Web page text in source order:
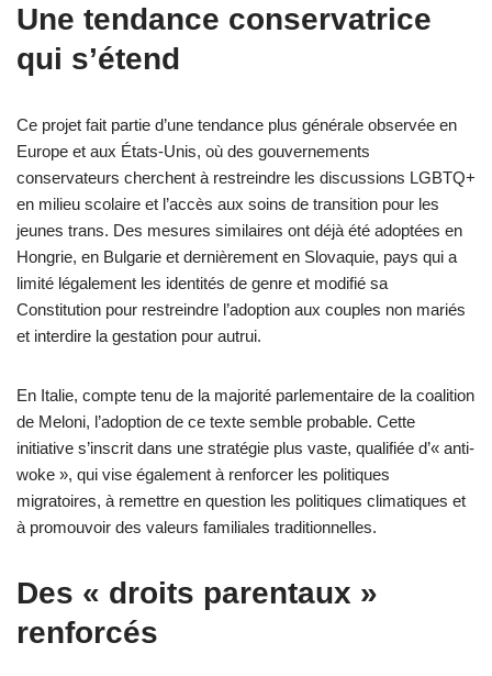
Une tendance conservatrice
qui s’étend
Ce projet fait partie d’une tendance plus générale observée en
Europe et aux États-Unis, où des gouvernements
conservateurs cherchent à restreindre les discussions LGBTQ+
en milieu scolaire et l’accès aux soins de transition pour les
jeunes trans. Des mesures similaires ont déjà été adoptées en
Hongrie, en Bulgarie et dernièrement en Slovaquie, pays qui a
limité légalement les identités de genre et modifié sa
Constitution pour restreindre l’adoption aux couples non mariés
et interdire la gestation pour autrui.
En Italie, compte tenu de la majorité parlementaire de la coalition
de Meloni, l’adoption de ce texte semble probable. Cette
initiative s’inscrit dans une stratégie plus vaste, qualifiée d’« anti-
woke », qui vise également à renforcer les politiques
migratoires, à remettre en question les politiques climatiques et
à promouvoir des valeurs familiales traditionnelles.
Des « droits parentaux »
renforcés